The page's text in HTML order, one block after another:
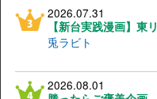
2026.07.31
【新台実践漫画】東
兎ラビト
2026.08.01